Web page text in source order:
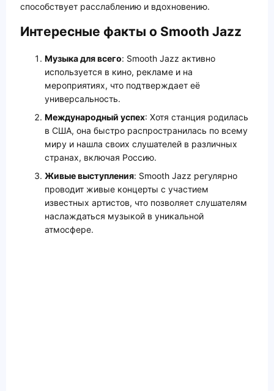
способствует расслаблению и вдохновению.
Интересные факты о Smooth Jazz
Музыка для всего: Smooth Jazz активно
используется в кино, рекламе и на
мероприятиях, что подтверждает её
универсальность.
Международный успех: Хотя станция родилась
в США, она быстро распространилась по всему
миру и нашла своих слушателей в различных
странах, включая Россию.
Живые выступления: Smooth Jazz регулярно
проводит живые концерты с участием
известных артистов, что позволяет слушателям
наслаждаться музыкой в уникальной
атмосфере.